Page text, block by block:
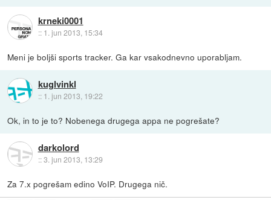
krneki0001
:: 1. jun 2013, 15:34
Meni je boljši sports tracker. Ga kar vsakodnevno uporabljam.
kuglvinkl
:: 1. jun 2013, 19:22
Ok, in to je to? Nobenega drugega appa ne pogrešate?
darkolord
::3. jun 2013, 13:29
Za 7.x pogrešam edino VoIP. Drugega nič.